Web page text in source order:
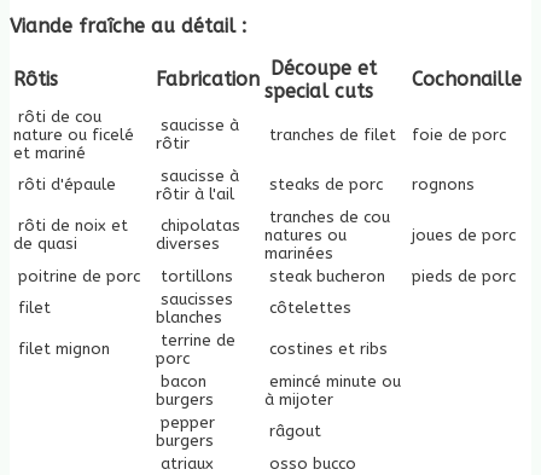
Viande fraîche au détail :
Rôtis Fabrication Découpe et
special cuts
Cochonaille
rôti de cou
nature ou ficelé
et mariné
saucisse à
rôtir
tranches de filet foie de porc
rôti d'épaule
saucisse à
rôtir à l'ail
steaks de porc rognons
rôti de noix et
de quasi
chipolatas
diverses
tranches de cou
natures ou
marinées
joues de porc
poitrine de porc tortillons steak bucheron
pieds de porc
filet
saucisses
blanches
côtelettes
filet mignon
terrine de
porc
costines et ribs
bacon
burgers
emincé minute ou
à mijoter
pepper
burgers
râgout
atriaux
osso bucco